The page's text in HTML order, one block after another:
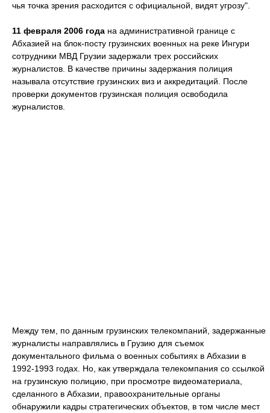
чья точка зрения расходится с официальной, видят угрозу".
11 февраля 2006 года на административной границе с
Абхазией на блок-посту грузинских военных на реке Ингури
сотрудники МВД Грузии задержали трех российских
журналистов. В качестве причины задержания полиция
называла отсутствие грузинских виз и аккредитаций. После
проверки документов грузинская полиция освободила
журналистов.
Между тем, по данным грузинских телекомпаний, задержанные
журналисты направлялись в Грузию для съемок
документального фильма о военных событиях в Абхазии в
1992-1993 годах. Но, как утверждала телекомпания со ссылкой
на грузинскую полицию, при просмотре видеоматериала,
сделанного в Абхазии, правоохранительные органы
обнаружили кадры стратегических объектов, в том числе мест